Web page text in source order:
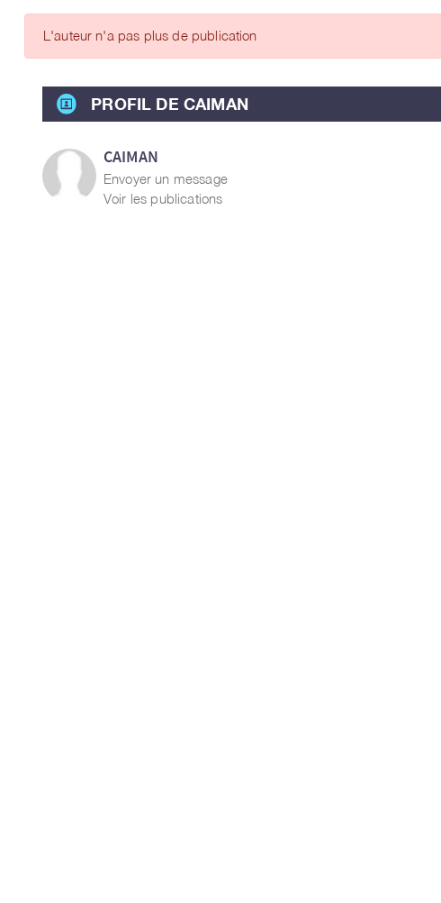
ARTICLES DES MEMBRES
PROFIL DE CAIMAN
CAIMAN
Envoyer un message
Voir les publications
L'auteur n'a pas plus de publication